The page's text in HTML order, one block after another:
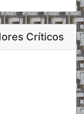
Críticos